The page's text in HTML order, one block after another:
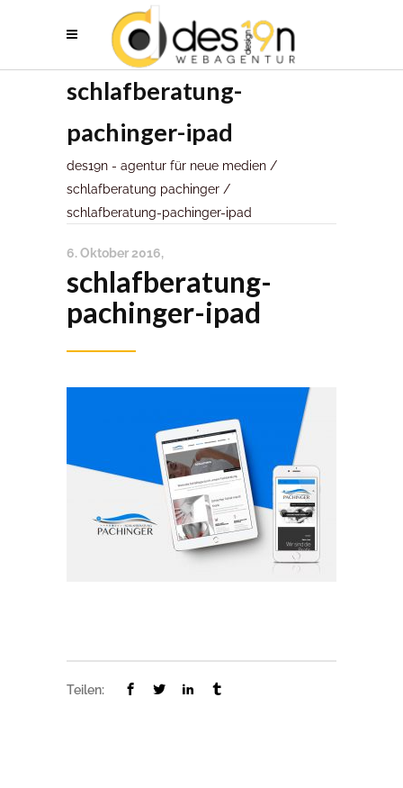
schlafberatung-
pachinger-ipad
des19n - agentur für neue medien /
schlafberatung pachinger /
schlafberatung-pachinger-ipad
6. Oktober 2016
schlafberatung-
pachinger-ipad
Teilen: